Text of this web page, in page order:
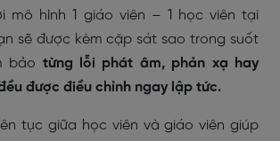
mô hình 1 giáo viên – 1 học viên tại
sẽ được kèm cặp sát sao trong suốt
bảo từng lỗi phát âm, phản xạ hay
được điều chỉnh ngay lập tức.
tục giữa học viên và giáo viên giúp